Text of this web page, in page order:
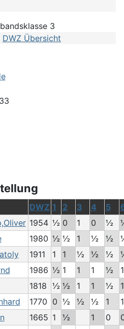
3
DWZ Übersicht
DWZ 1 2 3 4 5
1954 ½ 0 1 0 ½
1980 ½ ½ 1 ½ ½
1911 1 1 ½ ½ ½
1986 ½ 1 1 1 ½
1
1818 ½ ½ 1 1 ½
1
1770 0 ½ ½ ½ 1
1
1665 1 ½ 1 0